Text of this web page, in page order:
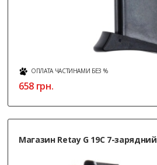
ОПЛАТА ЧАСТИНАМИ БЕЗ %
658грн.
Магазин Retay G 19C 7-зарядний